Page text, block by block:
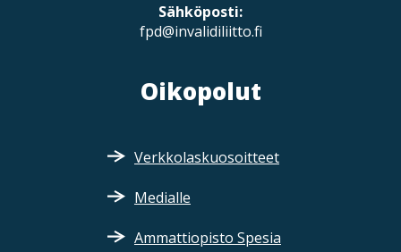
Sähköposti:
fpd@invalidiliitto.fi
Oikopolut
Verkkolaskuosoitteet
Medialle
Ammattiopisto Spesia